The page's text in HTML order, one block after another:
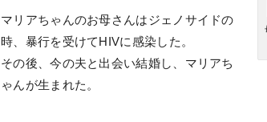
マリアちゃんのお母さんはジェノサイドの
時、暴行を受けてHIVに感染した。
その後、今の夫と出会い結婚し、マリアち
ゃんが生まれた。